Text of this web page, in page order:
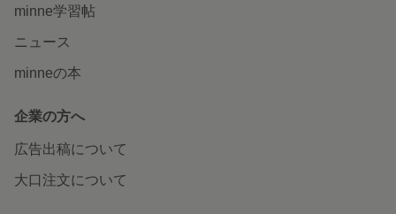
minne学習帖
ニュース
minneの本
企業の方へ
広告出稿について
大口注文について